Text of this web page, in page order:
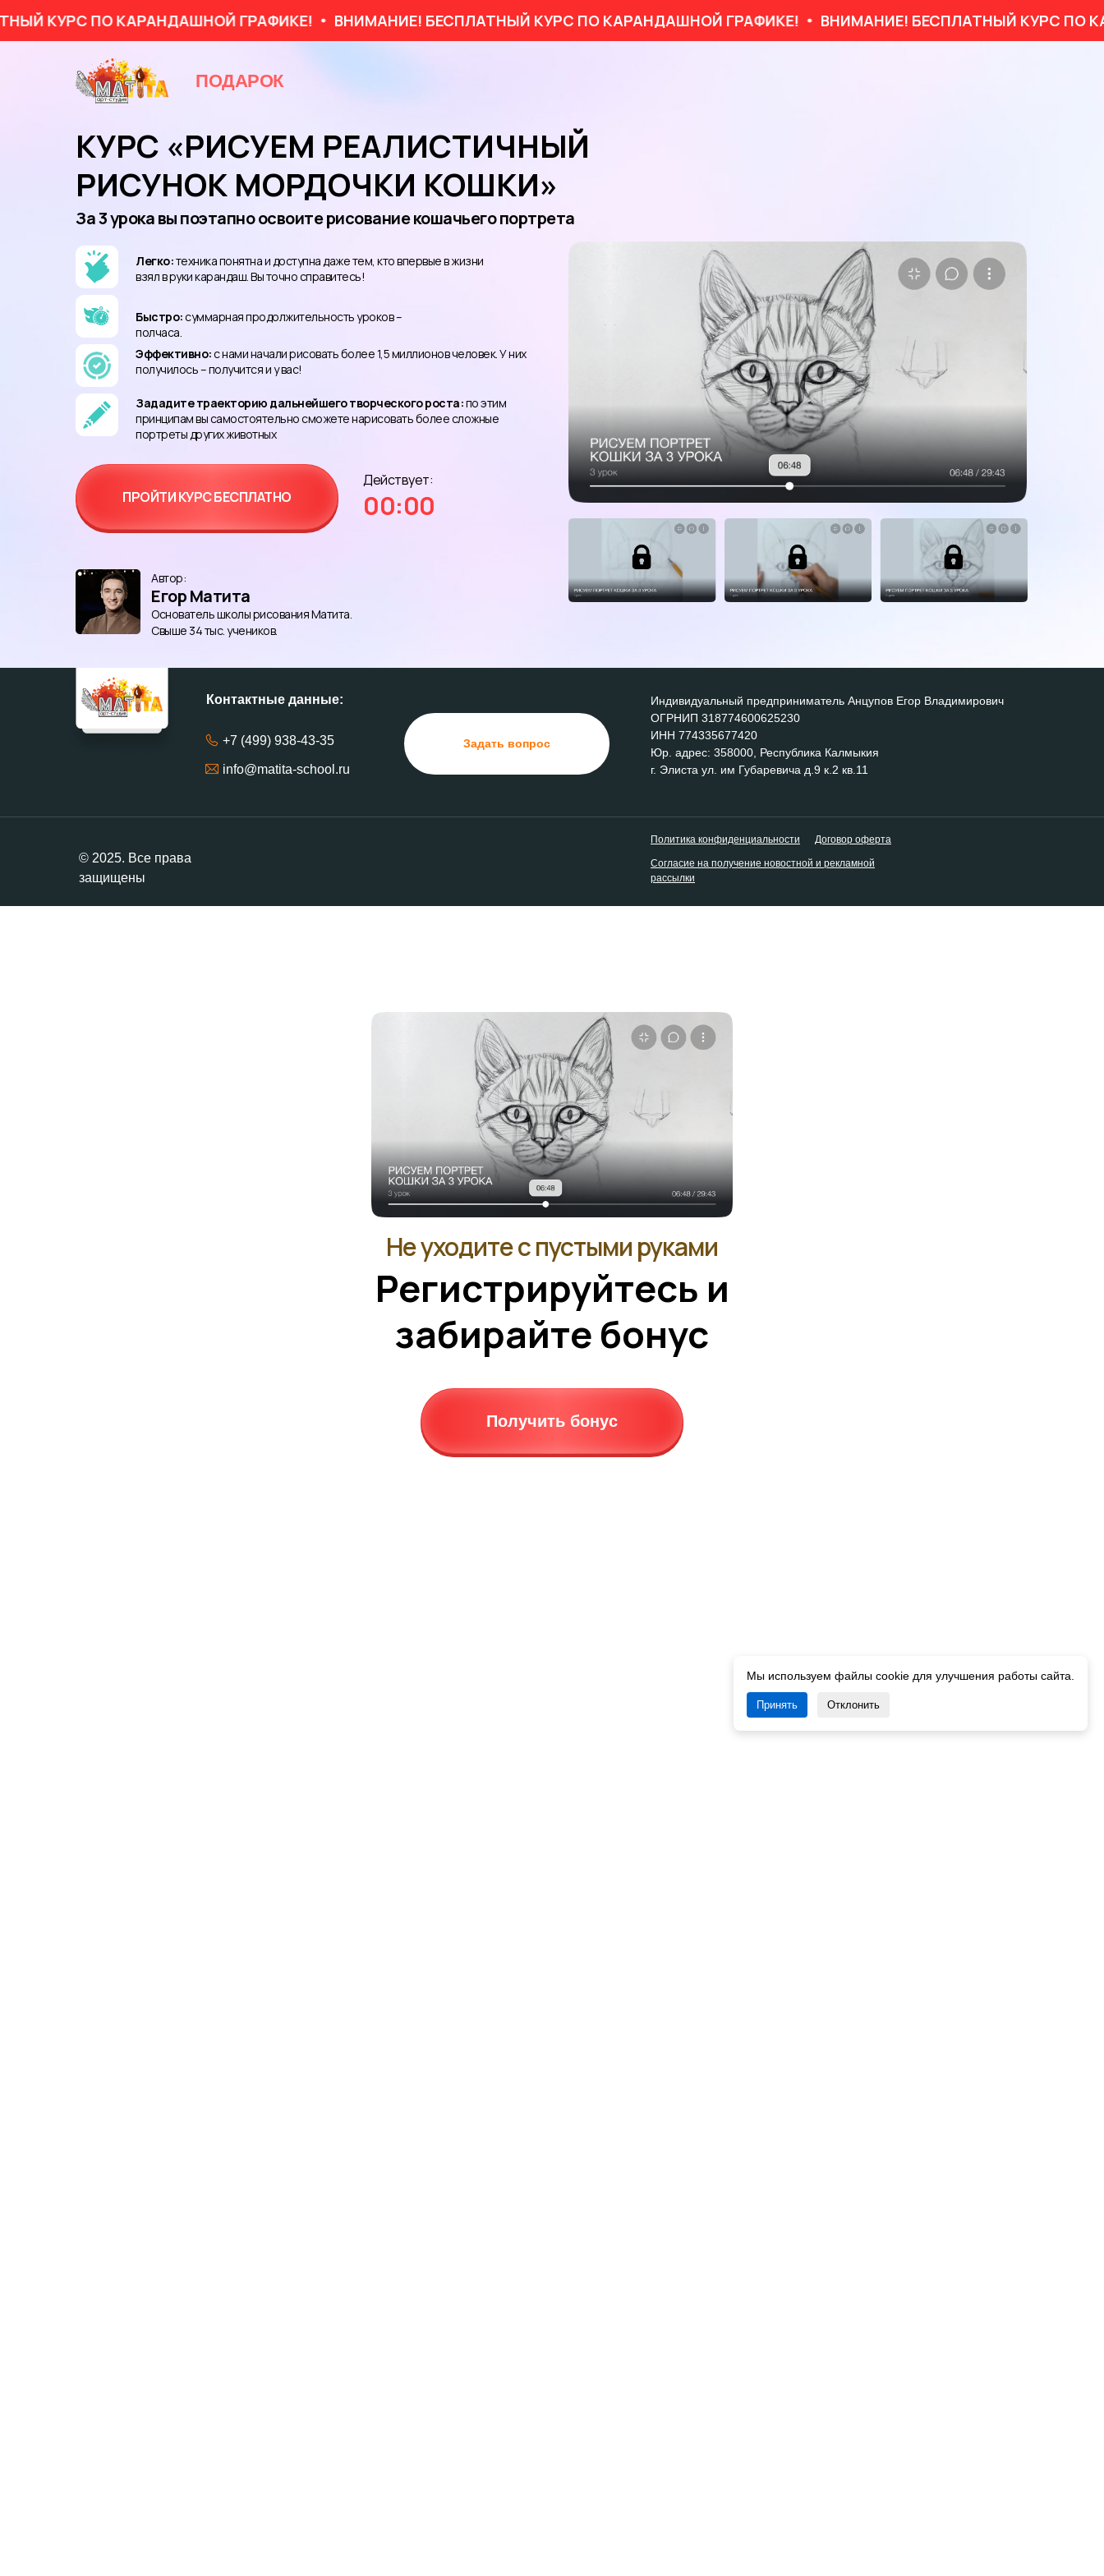
КУРС ПО КАРАНДАШНОЙ ГРАФИКЕ! ВНИМАНИЕ! БЕСПЛАТНЫЙ КУРС ПО КАРАНДАШНОЙ ГРАФИКЕ! ВНИМАНИЕ! БЕСПЛАТНЫЙ КУРС ПО
Легко:техника понятна и доступна даже тем, кто впервые в жизни
взял в руки карандаш. Вы точно справитесь!
ПОДАРОК
ПРОЙТИ КУРС БЕСПЛАТНО
Действует:
00:00
КУРС «РИСУЕМ РЕАЛИСТИЧНЫЙ
РИСУНОК МОРДОЧКИ КОШКИ»
За 3 урока вы поэтапно освоите рисование кошачьего портрета
Быстро:суммарная продолжительность уроков –
полчаса.
Эффективно:с нами начали рисовать более 1,5 миллионов человек. У них
получилось – получится и у вас!
Зададите траекторию дальнейшего творческого роста:по этим
принципам вы самостоятельно сможете нарисовать более сложные
портреты других животных
Автор:
Егор Матита
Основатель школы рисования Матита.
Свыше 34 тыс. учеников.
© 2025. Все права
защищены
Политика конфиденциальности
Согласие на получение новостной и рекламной
рассылки
Задать вопрос
+7 (499) 938-43-35
info@matita-school.ru
Контактные данные:
Индивидуальный предприниматель Анцупов Егор Владимирович
ОГРНИП 318774600625230
ИНН 774335677420
Юр. адрес: 358000, Республика Калмыкия
г. Элиста ул. им Губаревича д.9 к.2 кв.11
Договор оферта
Не уходите с пустыми руками
Получить бонус
Регистрируйтесь и
забирайте бонус
Мы используем файлы cookie для улучшения работы сайта.
Принять Отклонить